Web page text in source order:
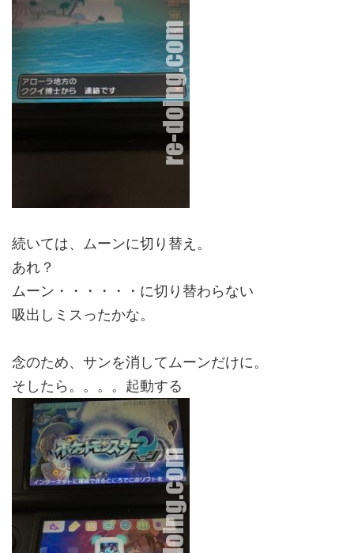
続いては、ムーンに切り替え。
あれ？
ムーン・・・・・・に切り替わらない
吸出しミスったかな。
念のため、サンを消してムーンだけに。
そしたら。。。。起動する